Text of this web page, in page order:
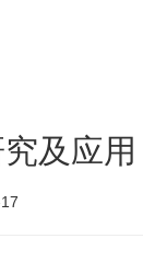
及应用